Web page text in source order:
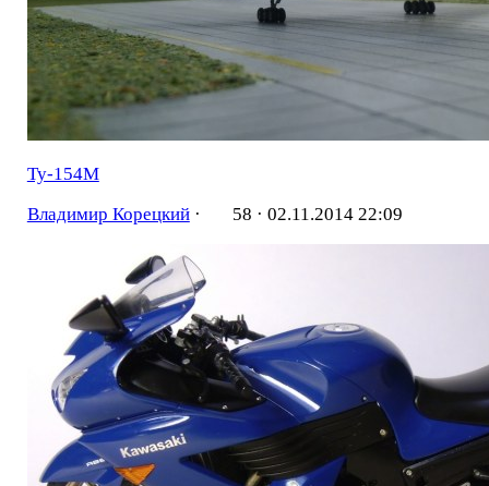
Ту-154М
Владимир Корецкий· 58 · 02.11.2014 22:09